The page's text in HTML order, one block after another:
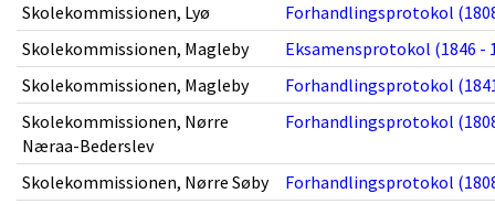
Skolekommissionen, Lyø
Forhandlingsprotokol
Skolekommissionen, Magleby
Eksamensprotokol (1846 -
Skolekommissionen, Magleby
Forhandlingsprotokol
Skolekommissionen, Nørre
Næraa-Bederslev
Forhandlingsprotokol
Skolekommissionen, Nørre Søby
Forhandlingsprotokol